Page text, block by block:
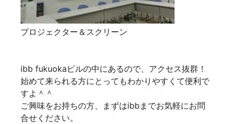
プロジェクター＆スクリーン
ibb fukuokaビルの中にあるので、アクセス抜群！
始めて来られる方にとってもわかりやすくて便利で
すよ＾＾
ご興味をお持ちの方、まずはibbまでお気軽にお問
合せください。